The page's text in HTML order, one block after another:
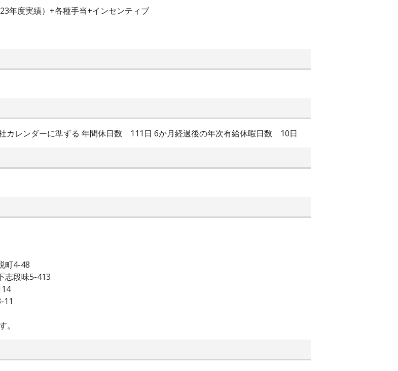
年度実績）+各種手当+インセンティブ
カレンダーに準ずる 年間休日数 111日 6か月経過後の年次有給休暇日数 10日
町4-48
志段味5-413
11